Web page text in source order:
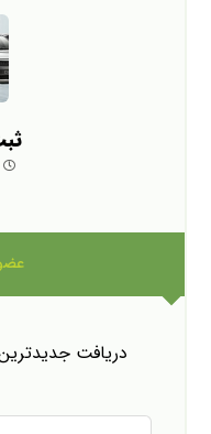
دریافت